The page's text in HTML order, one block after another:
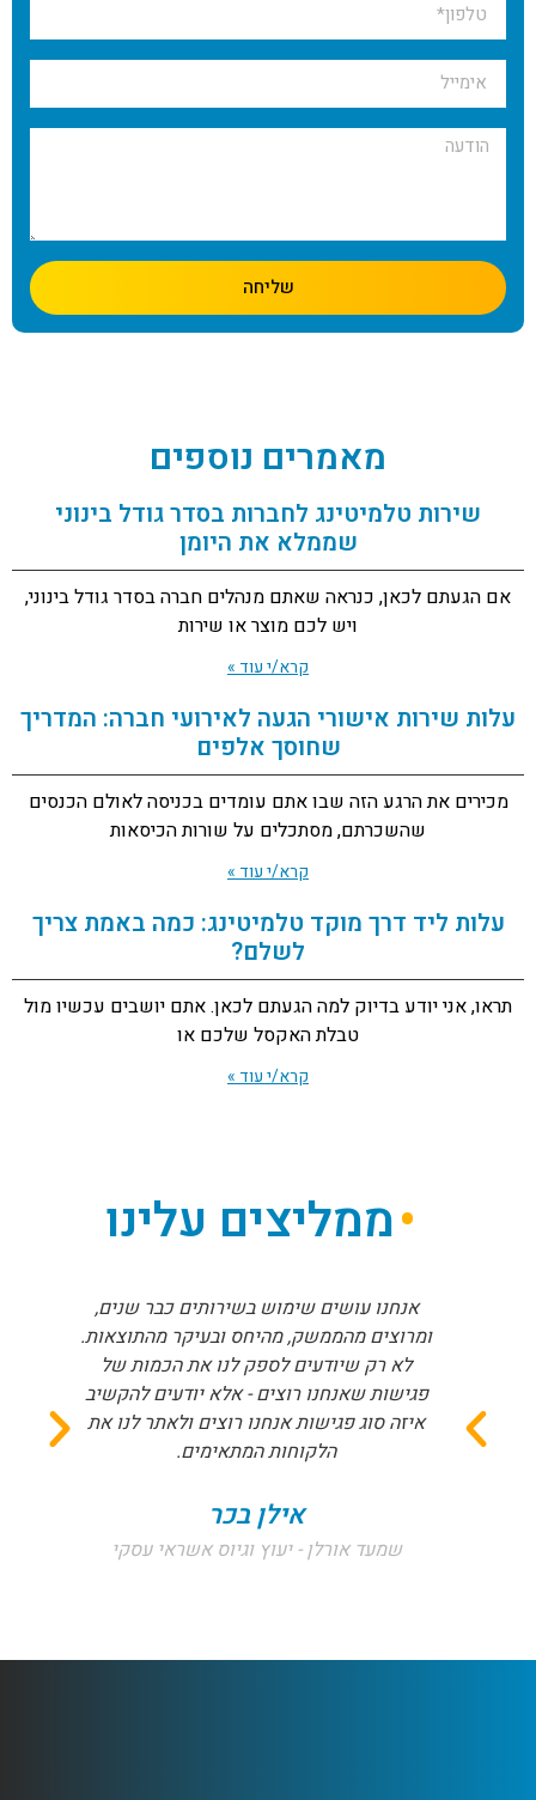
שליחה
מאמרים נוספים
שירות טלמיטינג לחברות בסדר גודל בינוני
שממלא את היומן
אם הגעתם לכאן, כנראה שאתם מנהלים חברה בסדר גודל בינוני,
ויש לכם מוצר או שירות
קרא/י עוד »
עלות שירות אישורי הגעה לאירועי חברה: המדריך
שחוסך אלפים
מכירים את הרגע הזה שבו אתם עומדים בכניסה לאולם הכנסים
שהשכרתם, מסתכלים על שורות הכיסאות
קרא/י עוד »
עלות ליד דרך מוקד טלמיטינג: כמה באמת צריך
לשלם?
תראו, אני יודע בדיוק למה הגעתם לכאן. אתם יושבים עכשיו מול
טבלת האקסל שלכם או
קרא/י עוד »
ממליצים עלינו
אנחנו עושים שימוש בשירותים כבר שנים,
ומרוצים מהממשק, מהיחס ובעיקר מהתוצאות.
לא רק שיודעים לספק לנו את הכמות של
פגישות שאנחנו רוצים - אלא יודעים להקשיב
איזה סוג פגישות אנחנו רוצים ולאתר לנו את
הלקוחות המתאימים.
אילן בכר
שמעד אורלן - יעוץ וגיוס אשראי עסקי